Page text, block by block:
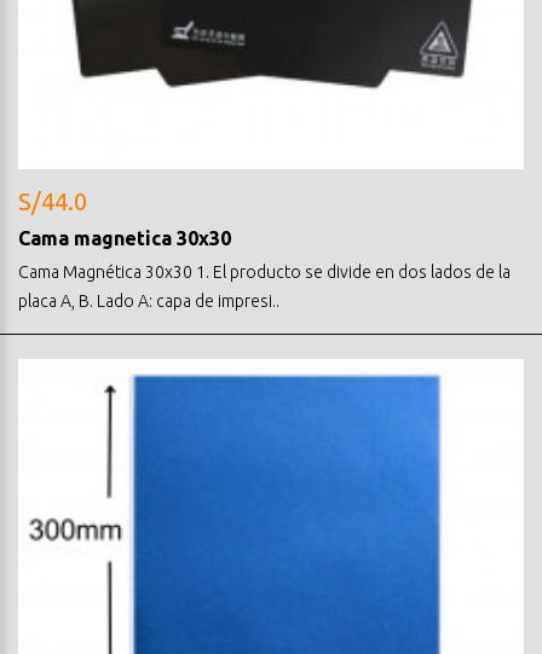
S/44.0
Cama magnetica 30x30
Cama Magnética 30x30 1. El producto se divide en dos lados de la
placa A, B. Lado A: capa de impresi..